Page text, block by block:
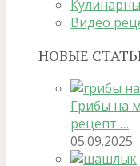
Видео
НОВЫЕ
Грибы на
рецепт …
05.09.2025